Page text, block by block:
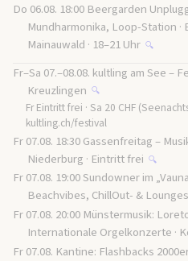
Do 06.08. 18:00 Beergarden
Mundharmonika, Loop-Station
Mainauwald · 18–21 Uhr 🔍
Fr–Sa 07.–08.08. kultling am See –
Kreuzlingen 🔍
Fr Eintritt frei · Sa 20 CHF
kultling.ch/festival
Fr 07.08. 18:30 Gassenfreitag –
Niederburg · Eintritt frei 🔍
Fr 07.08. 19:00 Sundowner im
Beachvibes, ChillOut- &
Fr 07.08. 20:00 Münstermusik:
Internationale Orgelkonzerte ·
Fr 07.08. Kantine: Flashbacks